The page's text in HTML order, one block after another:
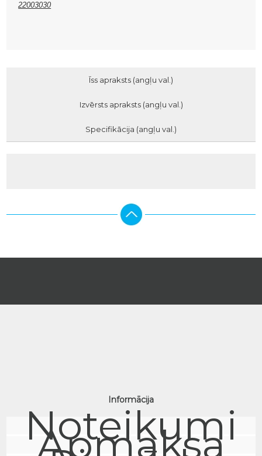
22003030
Īss apraksts (angļu val.)
Izvērsts apraksts (angļu val.)
Specifikācija (angļu val.)
Informācija
Noteikumi
Apmaksa